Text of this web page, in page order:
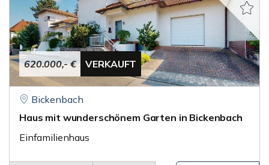
620.000,- € VERKAUFT
Bickenbach
Haus mit wunderschönem Garten in Bickenbach
Einfamilienhaus